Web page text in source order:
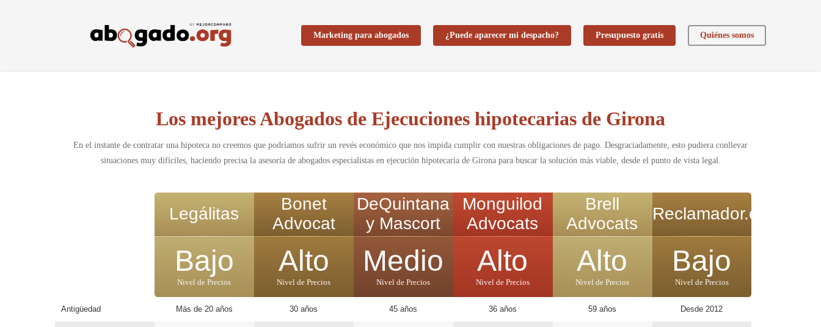
Marketing para abogados ¿Puede aparecer mi despacho? Presupuesto gratis Quiénes somos
Los mejores Abogados de Ejecuciones hipotecarias de Girona
En el instante de contratar una hipoteca no creemos que podríamos sufrir un revés económico que nos impida cumplir con nuestras obligaciones de pago. Desgraciadamente, esto pudiera conllevar
situaciones muy difíciles, haciendo precisa la asesoría de abogados especialistas en ejecución hipotecaria de Girona para buscar la solución más viable, desde el punto de vista legal.
Antigüedad
Legálitas
Bajo
Nivel de Precios
Más de 20 años
Bonet
Advocat
Alto
Nivel de Precios
30 años
DeQuintana
y Mascort
Medio
Nivel de Precios
45 años
Monguilod
Advocats
Alto
Nivel de Precios
36 años
Brell
Advocats
Alto
Nivel de Precios
59 años
Reclamador.es
Bajo
Nivel de Precios
Desde 2012